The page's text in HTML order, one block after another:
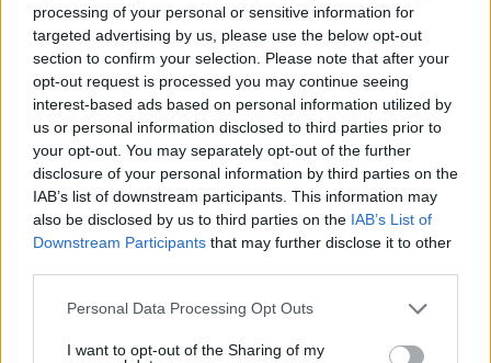
processing of your personal or sensitive information for
targeted advertising by us, please use the below opt-out
section to confirm your selection. Please note that after your
opt-out request is processed you may continue seeing
interest-based ads based on personal information utilized by
us or personal information disclosed to third parties prior to
your opt-out. You may separately opt-out of the further
disclosure of your personal information by third parties on the
IAB’s list of downstream participants. This information may
also be disclosed by us to third parties on the IAB’s List of
Downstream Participants that may further disclose it to other
Please note that this website/app uses one or more Google
not limited to your visit or usage behaviour. You may click to
Personal Data Processing Opt Outs
I want to opt-out of the Sharing of my
Τι λένε επιζώντες του ναυαγίου
Στους επιβάτες που διασώθηκαν
περιλαμβάνεται μια 35χρονη μητέρα που
κρατούσε στην αγκαλιά το ενός έτους
κοριτσάκι της στη θάλασσα. «Για δύο
δευτερόλεπτα έχασα τη μικρή στη θάλασσα,
αλλά αμέσως την έπιασα ξανά μέσα στη μανία
των κυμάτων» δήλωσε η 36χρονη Σαρλότ
έλαβε ιατρική φροντίδα.